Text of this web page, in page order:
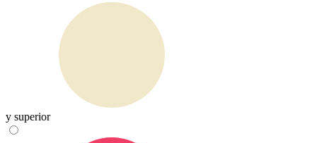
y superior